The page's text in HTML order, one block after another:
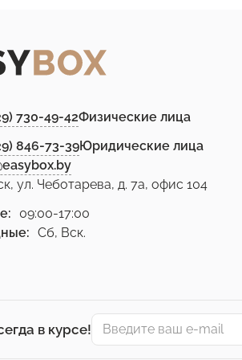
730-49-42Физические лица
846-73-39Юридические лица
ул. Чеботарева, д. 7а, офис 104
09:00-17:00
Сб, Вск.
в курсе!